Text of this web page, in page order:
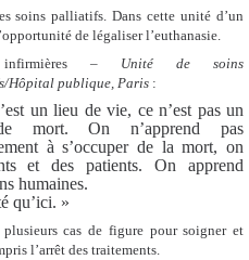
soins palliatifs. Dans cette unité d’un
de légaliser l’euthanasie.
– Unité de soins
Hôpital publique, Paris :
un lieu de vie, ce n’est pas un
mort. On n’apprend pas
à s’occuper de la mort, on
et des patients. On apprend
humaines.
qu’ici. »
cas de figure pour soigner et
l’arrêt des traitements.